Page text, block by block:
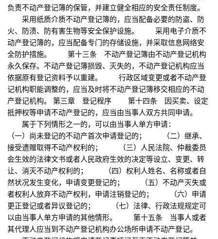
负责不动产登记簿的保管，并建立健全相应的安全责任制度。
采用纸质介质不动产登记簿的，应当配备必要的防盗、防
火、防渍、防有害生物等安全保护设施。 采用电子介质不
动产登记簿的，应当配备专门的存储设施，并采取信息网络安
全防护措施。 第十三条 不动产登记簿由不动产登记机构
永久保存。不动产登记簿损毁、灭失的，不动产登记机构应当
依据原有登记资料予以重建。 行政区域变更或者不动产登
记机构职能调整的，应当及时将不动产登记簿移交相应的不动
产登记机构。 第三章 登记程序 第十四条 因买卖、设定
抵押权等申请不动产登记的，应当由当事人双方共同申请。
属于下列情形之一的，可以由当事人单方申请：
（一）尚未登记的不动产首次申请登记的； （二）继承、
接受遗赠取得不动产权利的； （三）人民法院、仲裁委员
会生效的法律文书或者人民政府生效的决定等设立、变更、转
让、消灭不动产权利的； （四）权利人姓名、名称或者自
然状况发生变化，申请变更登记的； （五）不动产灭失或
者权利人放弃不动产权利，申请注销登记的； （六）申请
更正登记或者异议登记的； （七）法律、行政法规规定可
以由当事人单方申请的其他情形。 第十五条 当事人或者
其代理人应当到不动产登记机构办公场所申请不动产登记。